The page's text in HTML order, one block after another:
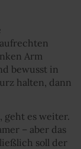
Arm
bewusst in
halten, dann
geht es weiter.
– aber das
soll der